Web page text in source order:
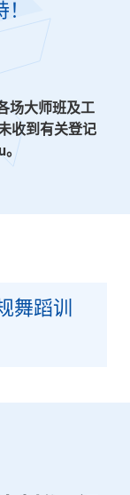
场大师班及工
收到有关登记
。
舞蹈训